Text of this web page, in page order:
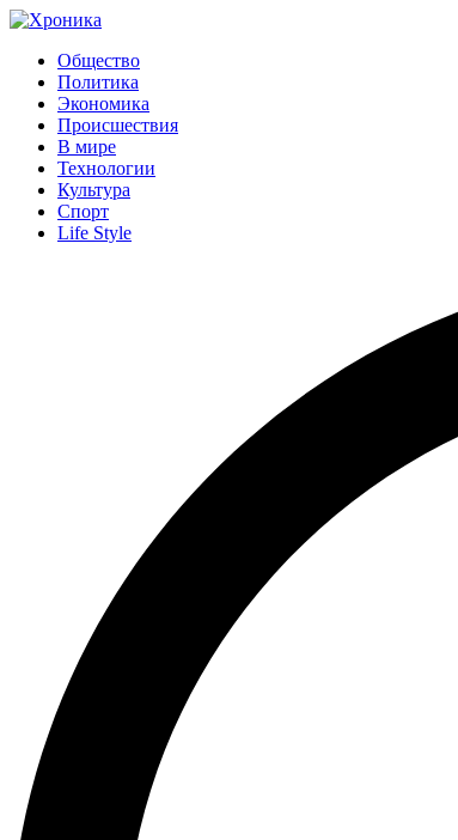
Общество
Политика
Экономика
Происшествия
В мире
Технологии
Культура
Спорт
Life Style